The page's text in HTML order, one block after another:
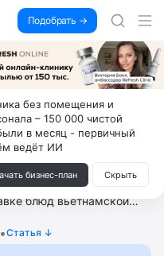
Подобрать →
где не колют и не режут,
лица руками и в первый
план ↓
кухни
бизнес по
блюд вьетнамской
службы
точку и паназиатской
в запуске и
•Cтатья ↓
без помещения и
– 150 000 чистой
в месяц - первичный
ведёт ИИ
бизнес-план Скрыть